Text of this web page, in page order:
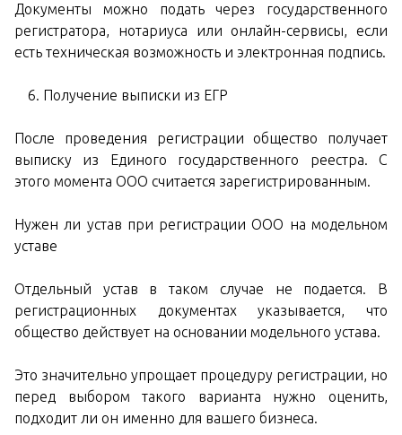
Документы можно подать через государственного
регистратора, нотариуса или онлайн-сервисы, если
есть техническая возможность и электронная подпись.
Получение выписки из ЕГР
После проведения регистрации общество получает
выписку из Единого государственного реестра. С
этого момента ООО считается зарегистрированным.
Нужен ли устав при регистрации ООО на модельном
уставе
Отдельный устав в таком случае не подается. В
регистрационных документах указывается, что
общество действует на основании модельного устава.
Это значительно упрощает процедуру регистрации, но
перед выбором такого варианта нужно оценить,
подходит ли он именно для вашего бизнеса.